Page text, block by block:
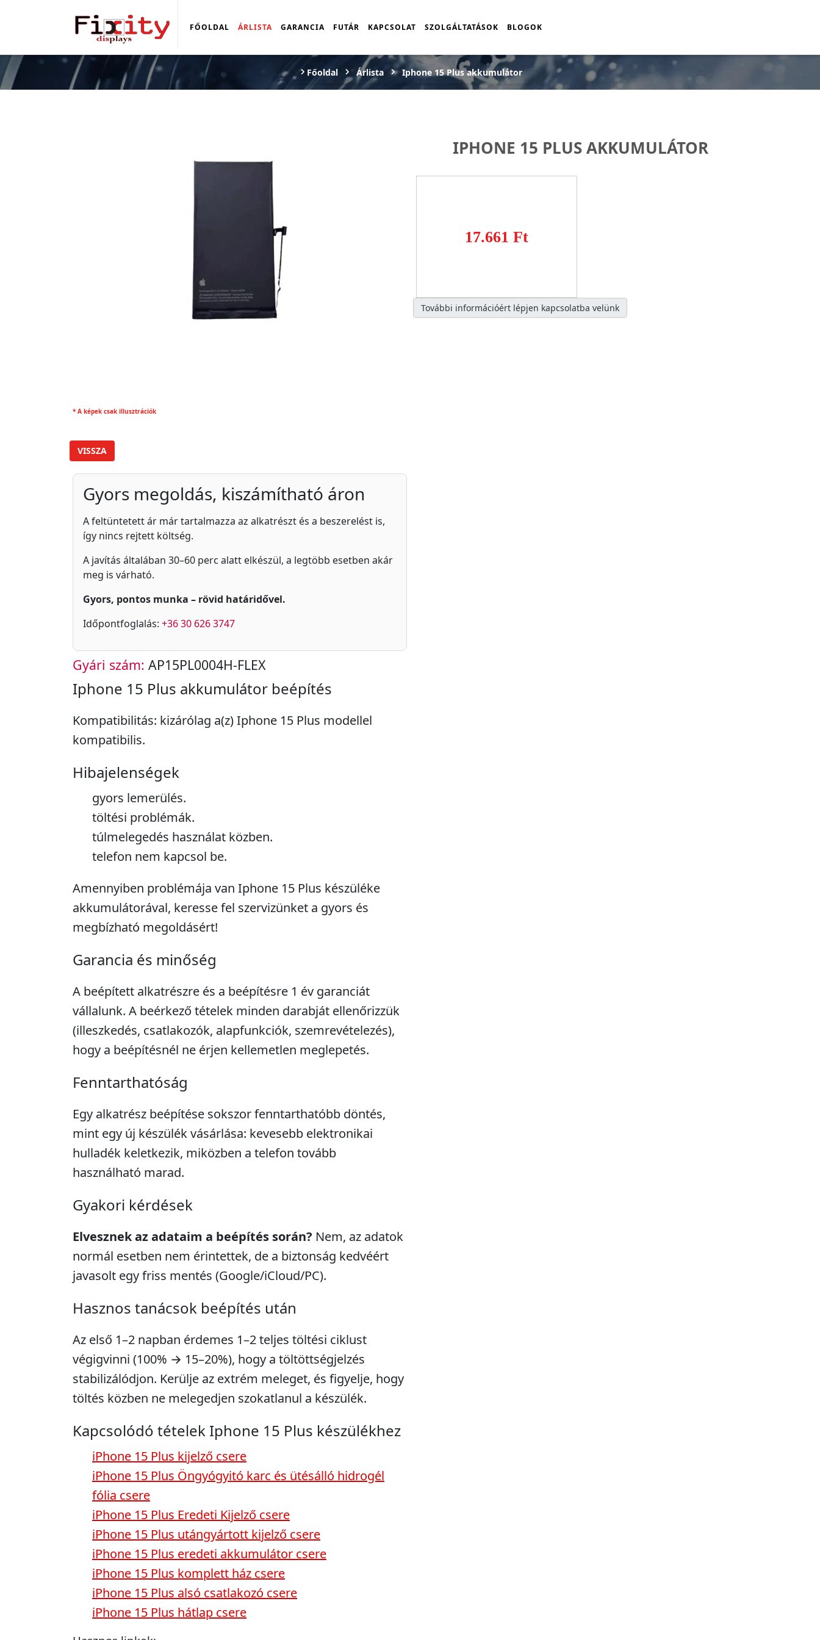
FŐOLDAL ÁRLISTA GARANCIA FUTÁR KAPCSOLAT SZOLGÁLTATÁSOK BLOGOK
Főoldal Árlista Iphone 15 Plus akkumulátor
* A képek csak illusztrációk
IPHONE 15 PLUS AKKUMULÁTOR
17.661 Ft
További információért lépjen kapcsolatba velünk
VISSZA
Gyors megoldás, kiszámítható áron
A feltüntetett ár már tartalmazza az alkatrészt és a beszerelést is,
így nincs rejtett költség.
A javítás általában 30–60 perc alatt elkészül, a legtöbb esetben akár
meg is várható.
Gyors, pontos munka – rövid határidővel.
Időpontfoglalás: +36 30 626 3747
Gyári szám: AP15PL0004H-FLEX
Iphone 15 Plus akkumulátor beépítés
Kompatibilitás: kizárólag a(z) Iphone 15 Plus modellel
kompatibilis.
Hibajelenségek
gyors lemerülés.
töltési problémák.
túlmelegedés használat közben.
telefon nem kapcsol be.
Amennyiben problémája van Iphone 15 Plus készüléke
akkumulátorával, keresse fel szervizünket a gyors és
megbízható megoldásért!
Garancia és minőség
A beépített alkatrészre és a beépítésre 1 év garanciát
vállalunk. A beérkező tételek minden darabját ellenőrizzük
(illeszkedés, csatlakozók, alapfunkciók, szemrevételezés),
hogy a beépítésnél ne érjen kellemetlen meglepetés.
Fenntarthatóság
Egy alkatrész beépítése sokszor fenntarthatóbb döntés,
mint egy új készülék vásárlása: kevesebb elektronikai
hulladék keletkezik, miközben a telefon tovább
használható marad.
Gyakori kérdések
Elvesznek az adataim a beépítés során? Nem, az adatok
normál esetben nem érintettek, de a biztonság kedvéért
javasolt egy friss mentés (Google/iCloud/PC).
Hasznos tanácsok beépítés után
Az első 1–2 napban érdemes 1–2 teljes töltési ciklust
végigvinni (100% → 15–20%), hogy a töltöttségjelzés
stabilizálódjon. Kerülje az extrém meleget, és figyelje, hogy
töltés közben ne melegedjen szokatlanul a készülék.
Kapcsolódó tételek Iphone 15 Plus készülékhez
iPhone 15 Plus kijelző csere
iPhone 15 Plus Öngyógyitó karc és ütésálló hidrogél
fólia csere
iPhone 15 Plus Eredeti Kijelző csere
iPhone 15 Plus utángyártott kijelző csere
iPhone 15 Plus eredeti akkumulátor csere
iPhone 15 Plus komplett ház csere
iPhone 15 Plus alsó csatlakozó csere
iPhone 15 Plus hátlap csere